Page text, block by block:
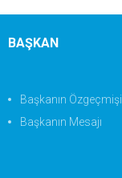
BAŞKAN
Başkanın Özgeçmişi
Başkanın Mesajı